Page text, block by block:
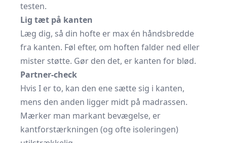
testen.
Lig tæt på kanten
Læg dig, så din hofte er max én håndsbredde
fra kanten. Føl efter, om hoften falder ned eller
mister støtte. Gør den det, er kanten for blød.
Partner-check
Hvis I er to, kan den ene sætte sig i kanten,
mens den anden ligger midt på madrassen.
Mærker man markant bevægelse, er
kantforstærkningen (og ofte isoleringen)